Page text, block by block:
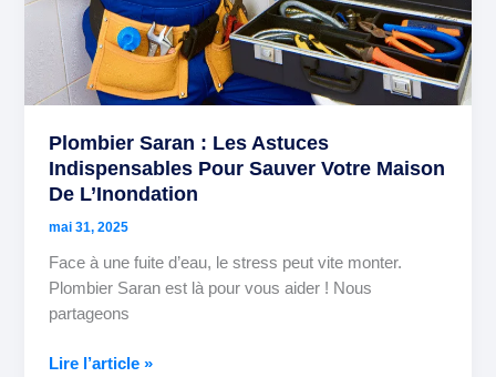
Plombier Saran : Les Astuces
Indispensables Pour Sauver Votre Maison
De L’Inondation
mai 31, 2025
Face à une fuite d’eau, le stress peut vite monter.
Plombier Saran est là pour vous aider ! Nous
partageons
Lire l’article »